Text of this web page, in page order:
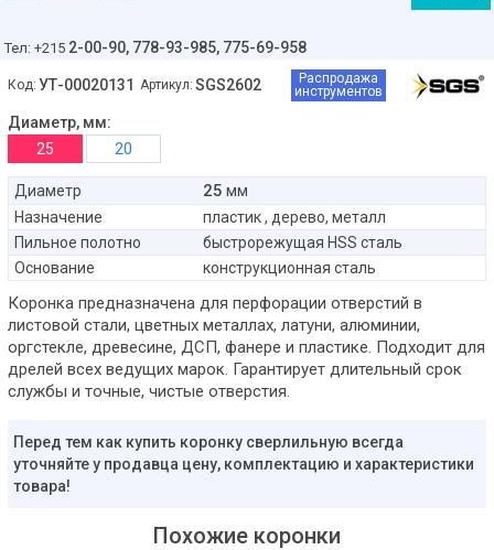
Тел: +215 2-00-90, 778-93-985, 775-69-958
Код: УТ-00020131 Артикул: SGS2602
Распродажа
инструментов
Диаметр, мм:
25
20
Диаметр 25 мм
Назначение
пластик , дерево, металл
Пильное полотно
быстрорежущая HSS сталь
Основание
конструкционная сталь
Коронка предназначена для перфорации отверстий в
листовой стали, цветных металлах, латуни, алюминии,
оргстекле, древесине, ДСП, фанере и пластике. Подходит для
дрелей всех ведущих марок. Гарантирует длительный срок
службы и точные, чистые отверстия.
Перед тем как купить коронку сверлильную всегда
уточняйте у продавца цену, комплектацию и характеристики
товара!
Похожие коронки